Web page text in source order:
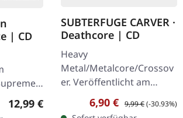
| CD
im
wie
Regulärer Preis:
12,99 €
SUBTERFUGE CARVER ·
Deathcore | CD
Heavy
Metal/Metalcore/Crossov
er. Veröffentlicht am
08.02.2008, auf Supreme
Chaos Records. CD im
Verkaufspreis:
6,90 € Regulärer Preis:
9,99 €(-30.93%)